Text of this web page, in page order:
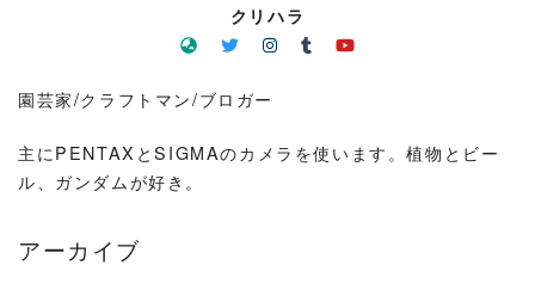
クリハラ
園芸家/クラフトマン/ブロガー
主にPENTAXとSIGMAのカメラを使います。植物とビー
ル、ガンダムが好き。
アーカイブ